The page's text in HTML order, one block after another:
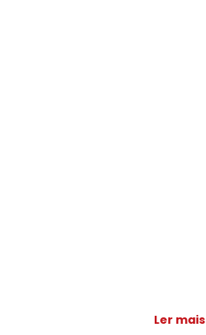
Ler mais